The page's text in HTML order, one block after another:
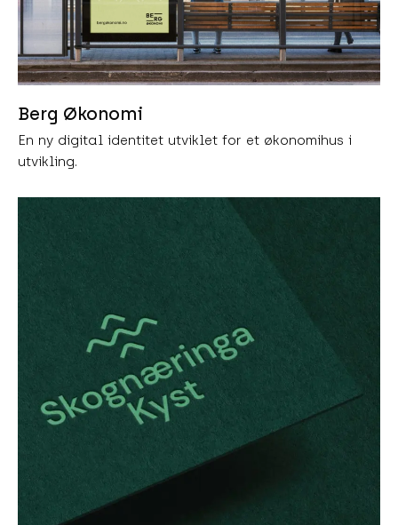
Berg Økonomi
En ny digital identitet utviklet for et økonomihus i
utvikling.